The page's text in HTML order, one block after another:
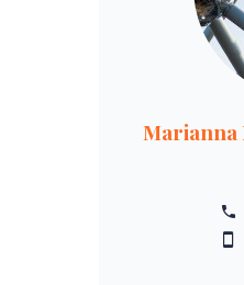
Marianna